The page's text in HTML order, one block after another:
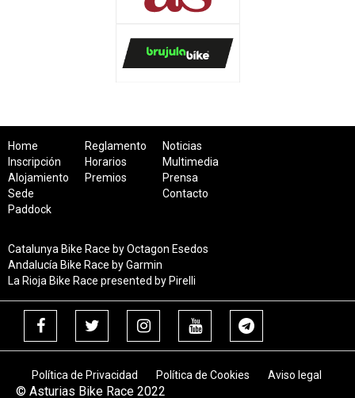
Home
Inscripción
Alojamiento
Sede
Paddock
Reglamento
Horarios
Premios
Noticias
Multimedia
Prensa
Contacto
Catalunya Bike Race by Octagon Esedos
Andalucía Bike Race by Garmin
La Rioja Bike Race presented by Pirelli
Política de Privacidad Política de Cookies Aviso legal
© Asturias Bike Race 2022